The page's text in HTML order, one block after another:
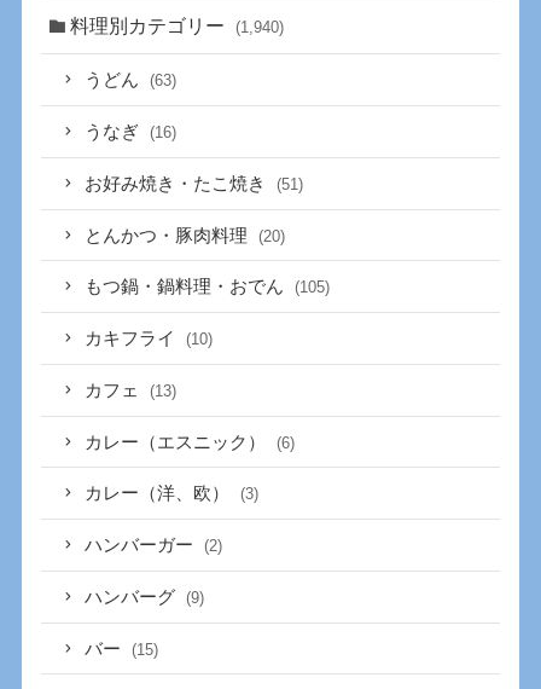
料理別カテゴリー (1,940)
うどん (63)
うなぎ (16)
お好み焼き・たこ焼き (51)
とんかつ・豚肉料理 (20)
もつ鍋・鍋料理・おでん (105)
カキフライ (10)
カフェ (13)
カレー（エスニック） (6)
カレー（洋、欧） (3)
ハンバーガー (2)
ハンバーグ (9)
バー (15)